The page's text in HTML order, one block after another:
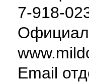
7-918-
Email